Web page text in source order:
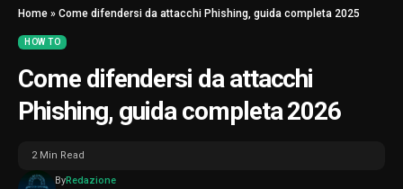
Home » Come difendersi da attacchi Phishing, guida completa 2025
HOW TO
Come difendersi da attacchi
Phishing, guida completa 2026
ByRedazione
2 Min Read